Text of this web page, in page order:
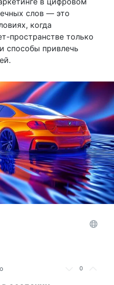
слов — это
когда
пространстве только
способы привлечь
0